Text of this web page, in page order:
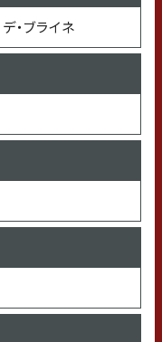
・ブライネ
辛子明太子
アーティストや音楽
、RAD
、ジャルジャル
ント・女優・歌手